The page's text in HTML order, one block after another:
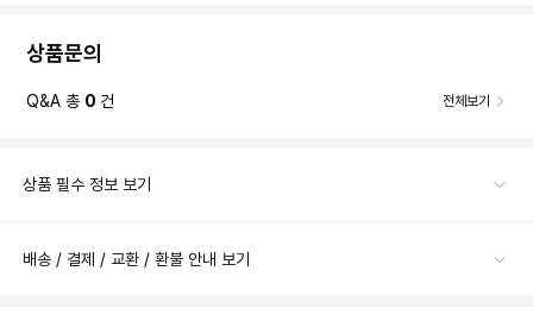
상품문의
Q&A 총 0 건 전체보기
상품 필수 정보 보기
배송 / 결제 / 교환 / 환불 안내 보기